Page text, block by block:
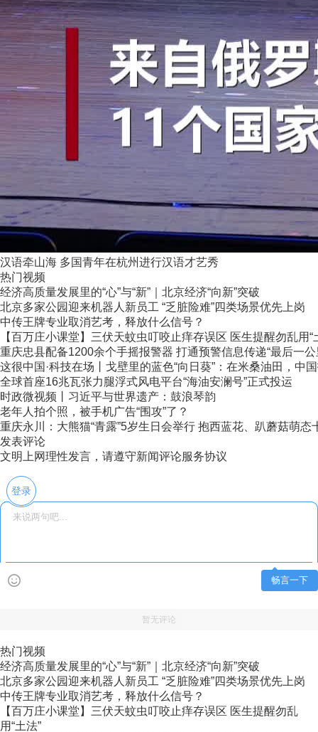
汉语牵山海 多国青年在杭州进行汉语才艺秀
热门视频
经济高质量发展里的“心”与“新”｜北京经济“向新”突破
北京多家公园迎来机器人新员工 “乏脏险难”四类场景优先上岗
中传王牌专业取消艺考，释放什么信号？
【百万庄小课堂】三伏天蚊虫叮咬止痒存误区 医生提醒勿乱用“
重庆忠县配备1200余个手摇报警器 打通预警信息传递“最后一公
这很中国·科技在场丨戈壁里的蓝色“向日葵”：在米桑油田，中
全球首座16兆瓦张力腿浮式风电平台“海油安澜号”正式投运
时政微视频丨习近平与世界遗产：鼓浪琴韵
老年人拍个照，被手机广告“围攻”了？
重庆永川：大熊猫“青露”5岁生日会举行 抱西蓝花、趴蘑菇萌态
发表评论
文明上网理性发言，请遵守新闻评论服务协议
登录
畅言一下
暂无评论
热门视频
经济高质量发展里的“心”与“新”｜北京经济“向新”突破
北京多家公园迎来机器人新员工 “乏脏险难”四类场景优先上岗
中传王牌专业取消艺考，释放什么信号？
【百万庄小课堂】三伏天蚊虫叮咬止痒存误区 医生提醒勿乱
用“土法”